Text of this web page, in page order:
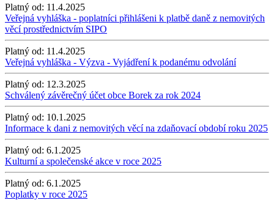
Platný od: 11.4.2025
Veřejná vyhláška - poplatníci přihlášeni k platbě daně z nemovitých
věcí prostřednictvím SIPO
Platný od: 11.4.2025
Veřejná vyhláška - Výzva - Vyjádření k podanému odvolání
Platný od: 12.3.2025
Schválený závěrečný účet obce Borek za rok 2024
Platný od: 10.1.2025
Informace k dani z nemovitých věcí na zdaňovací období roku 2025
Platný od: 6.1.2025
Kulturní a společenské akce v roce 2025
Platný od: 6.1.2025
Poplatky v roce 2025